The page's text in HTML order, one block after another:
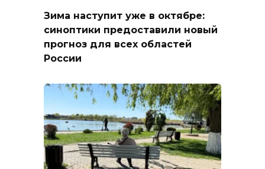
Зима наступит уже в октябре:
синоптики предоставили новый
прогноз для всех областей
России